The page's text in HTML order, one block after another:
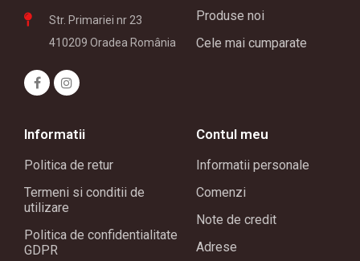
Str. Primariei nr 23
410209 Oradea România
Produse noi
Cele mai cumparate
Informatii
Politica de retur
Termeni si conditii de
utilizare
Politica de confidentialitate
GDPR
Contul meu
Informatii personale
Comenzi
Note de credit
Adrese